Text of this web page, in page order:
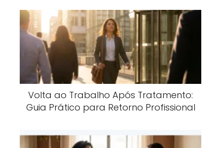
Volta ao Trabalho Após Tratamento:
Guia Prático para Retorno Profissional